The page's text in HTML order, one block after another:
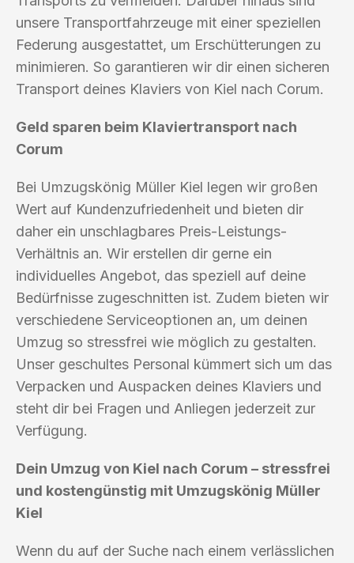
unsere Transportfahrzeuge mit einer speziellen
Federung ausgestattet, um Erschütterungen zu
minimieren. So garantieren wir dir einen sicheren
Transport deines Klaviers von Kiel nach Corum.
Geld sparen beim Klaviertransport nach
Corum
Bei Umzugskönig Müller Kiel legen wir großen
Wert auf Kundenzufriedenheit und bieten dir
daher ein unschlagbares Preis-Leistungs-
Verhältnis an. Wir erstellen dir gerne ein
individuelles Angebot, das speziell auf deine
Bedürfnisse zugeschnitten ist. Zudem bieten wir
verschiedene Serviceoptionen an, um deinen
Umzug so stressfrei wie möglich zu gestalten.
Unser geschultes Personal kümmert sich um das
Verpacken und Auspacken deines Klaviers und
steht dir bei Fragen und Anliegen jederzeit zur
Verfügung.
Dein Umzug von Kiel nach Corum – stressfrei
und kostengünstig mit Umzugskönig Müller
Kiel
Wenn du auf der Suche nach einem verlässlichen